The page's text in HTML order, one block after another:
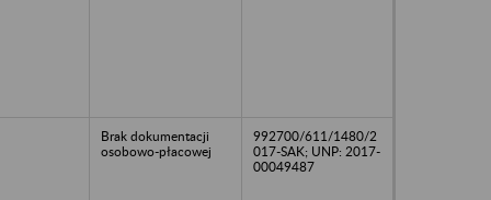
Brak dokumentacji
osobowo-płacowej
992700/611/1480/2
017-SAK; UNP: 2017-
00049487